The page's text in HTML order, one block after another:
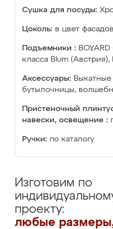
Сушка для посуды:
Цоколь: в цвет
Подъемники :
класса Blum
Аксессуары:
бутылочницы,
Пристеночный
навески, освещение :
Ручки: по каталогу
Изготовим по
проекту:
любые размеры,